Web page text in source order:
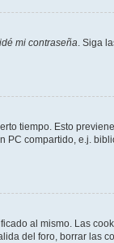
mi contraseña. Siga
tiempo. Esto
compartido, e.j.
al mismo. Las
del foro, borrar las